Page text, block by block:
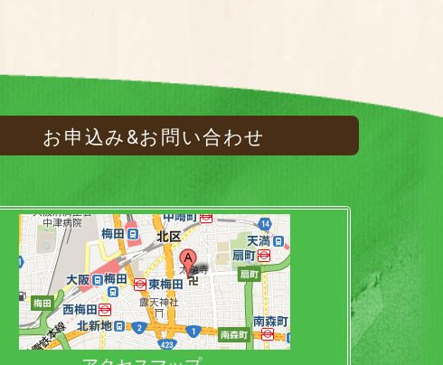
お申込み&お問い合わせ